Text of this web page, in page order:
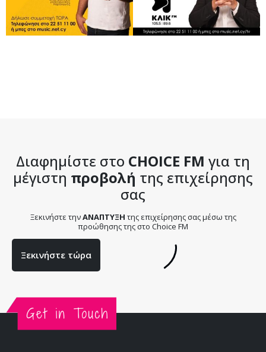
Διαφημίστε στο CHOICE FM για τη
μέγιστη προβολή της επιχείρησης
σας
Ξεκινήστε τηνΑΝΑΠΤΥΞΗ της επιχείρησης σας μέσω της
προώθησης της στο Choice FM
Ξεκινήστε τώρα